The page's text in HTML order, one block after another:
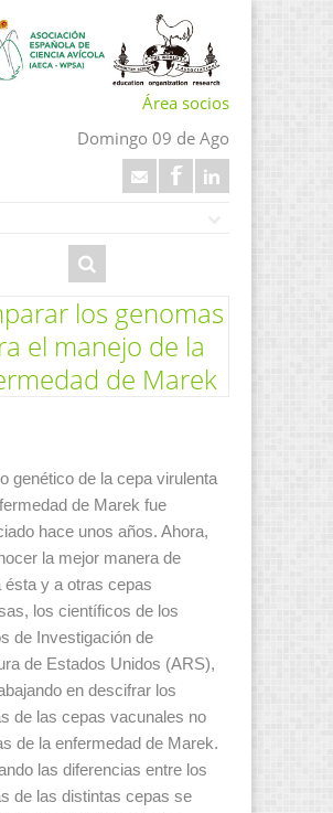
Área socios
Domingo 09 de Ago
los genomas
el manejo de la
de Marek
genético de la cepa virulenta
de Marek fue
hace unos años. Ahora,
la mejor manera de
ésta y a otras cepas
los científicos de los
de Investigación de
de Estados Unidos (ARS),
en descifrar los
de las cepas vacunales no
de la enfermedad de Marek.
las diferencias entre los
de las distintas cepas se